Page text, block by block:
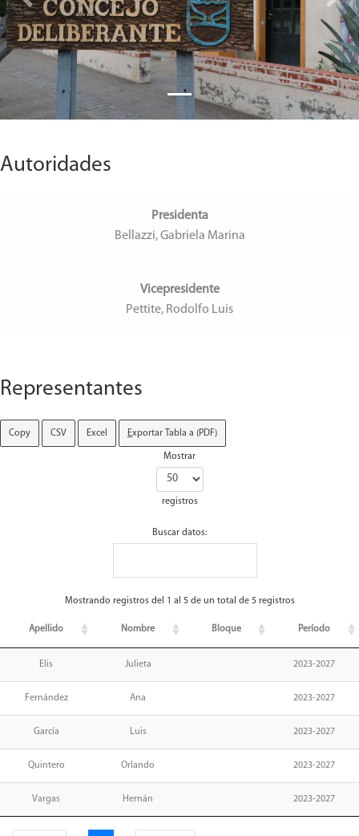
Previous Next
Autoridades
Presidenta
Bellazzi, Gabriela Marina
Vicepresidente
Pettite, Rodolfo Luis
Representantes
Copy CSV Excel Exportar Tabla a (PDF)
Mostrar
registros
Buscar datos:
Mostrando registros del 1 al 5 de un total de 5 registros
Apellido Nombre Bloque Período
Elis Julieta 2023-2027
Fernández Ana 2023-2027
García Luis 2023-2027
Quintero Orlando 2023-2027
Vargas Hernán 2023-2027